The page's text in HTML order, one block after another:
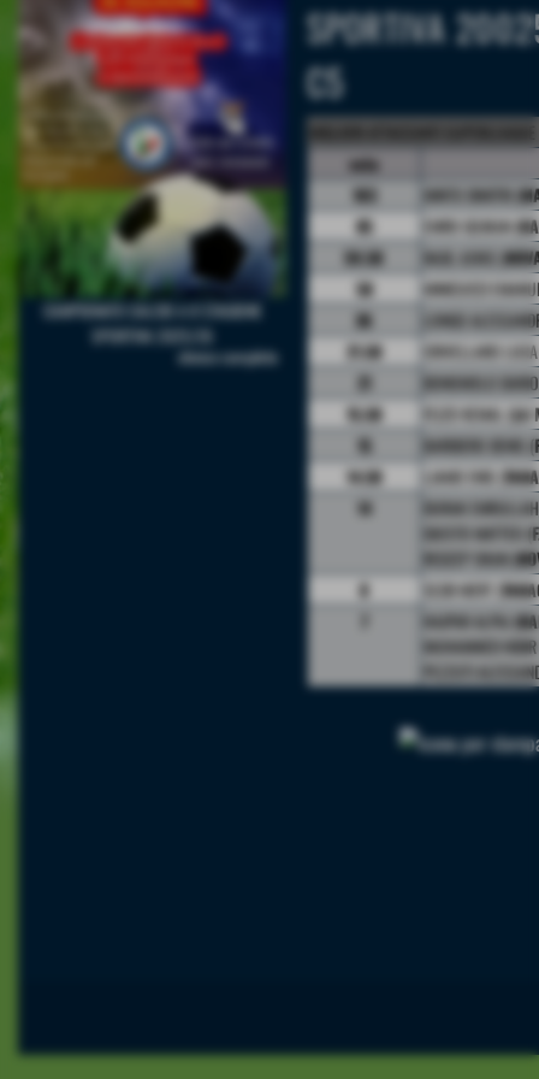
CAMPIONATO CALCIO A 8 STAGIONE
SPORTIVA 2025/26
elenco completo
SPORTIVA
C5
voto
103
MINTO DIMITRI (
85
EMRO GOJKAN (
59.50
NAJIL AJVAS (
58
MINICUCCI
36
LONGO
21.50
CRIVELLARO
21
BONOMOLO
15.50
FEJZO KEMAL (LA
15
BARBIERO DENIS (
14.50
LJAMO ENIS (
14
DURAK
GIUSTO MATTEO (
REDZEP OKAN (
8
SEJDI MERT (
HAJPAR ALPAJ (
MUHAMMED
PEZZUTI